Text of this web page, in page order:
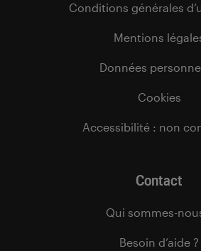
Conditions générales
Mentions
Données
Cookies
Accessibilité : non
Contact
Qui sommes-
Besoin d’aide ?